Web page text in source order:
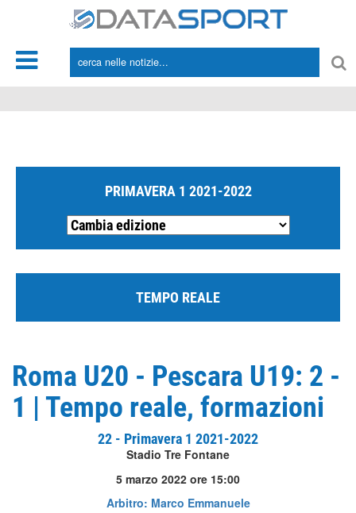
PRIMAVERA 1 2021-2022
TEMPO REALE
Roma U20 - Pescara U19: 2 -
1 | Tempo reale, formazioni
22 - Primavera 1 2021-2022
Stadio Tre Fontane
5 marzo 2022 ore 15:00
Arbitro: Marco Emmanuele